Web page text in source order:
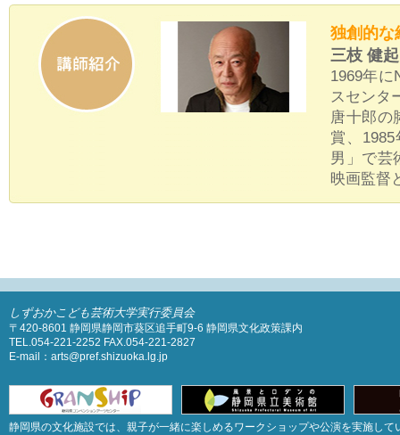
独創的な
三枝 健起
1969年
スセンタ
唐十郎の
賞、
男」で芸
映画監督
しずおかこども芸術大学実行委員会
〒420-8601 静岡県静岡市葵区追手町9-6 静岡県文化政策課内
TEL.054-221-2252 FAX.054-221-2827
E-mail：arts@pref.shizuoka.lg.jp
静岡県の文化施設では、親子が一緒に楽しめるワークショップや公演を実施して